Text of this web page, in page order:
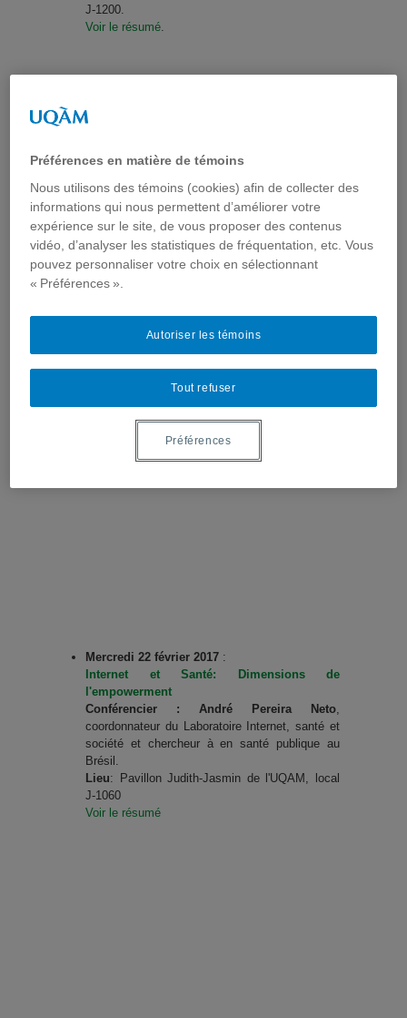
J-1200.
Voir le résumé.
Jeudi 16 février 2017
vidéo sur l’alimentation au secondaire.
Département de communication sociale et
publique, UQAM, chercheure à ComSanté ;
Monique Caron-Bouchard, professeure au
Collège Brébeuf, chercheure à ComSanté ;
Vincent Ouellet, enseignant, École Mont-Royal
communication, Faculté de communication,
: Pavillon Hubert-Aquin de l'UQAM, local
Mercredi 22 février 2017 :
Internet et Santé: Dimensions de
l'empowerment
Conférencier : André Pereira Neto,
coordonnateur du Laboratoire Internet, santé et
société et chercheur à en santé publique au
Brésil.
Lieu: Pavillon Judith-Jasmin de l'UQAM, local
J-1060
Voir le résumé
Préférences en matière de témoins
Nous utilisons des témoins (cookies) afin de collecter des
informations qui nous permettent d’améliorer votre
expérience sur le site, de vous proposer des contenus
vidéo, d’analyser les statistiques de fréquentation, etc. Vous
pouvez personnaliser votre choix en sélectionnant
« Préférences ».
Tout refuser
Autoriser les témoins
Préférences